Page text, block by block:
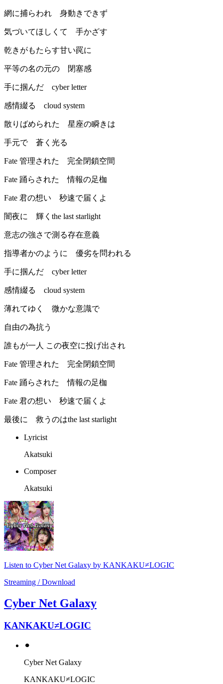
網に捕らわれ 身動きできず
気づいてほしくて 手かざす
乾きがもたらす甘い罠に
平等の名の元の 閉塞感
手に掴んだ cyber letter
感情綴る cloud system
散りばめられた 星座の瞬きは
手元で 蒼く光る
Fate 管理された 完全閉鎖空間
Fate 踊らされた 情報の足枷
Fate 君の想い 秒速で届くよ
闇夜に 輝くthe last starlight
意志の強さで測る存在意義
指導者かのように 優劣を問われる
手に掴んだ cyber letter
感情綴る cloud system
薄れてゆく 微かな意識で
自由の為抗う
誰もが一人 この夜空に投げ出され
Fate 管理された 完全閉鎖空間
Fate 踊らされた 情報の足枷
Fate 君の想い 秒速で届くよ
最後に 救うのはthe last starlight
Lyricist
Akatsuki
Composer
Akatsuki
Listen to Cyber Net Galaxy by KANKAKU≠LOGIC
Streaming / Download
Cyber Net Galaxy
KANKAKU≠LOGIC
⚫︎
Cyber Net Galaxy
KANKAKU≠LOGIC